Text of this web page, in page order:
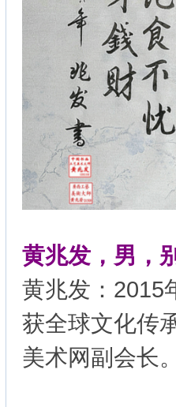
黄兆发，男，
黄兆发：2015
获全球文化传
美术网副会长